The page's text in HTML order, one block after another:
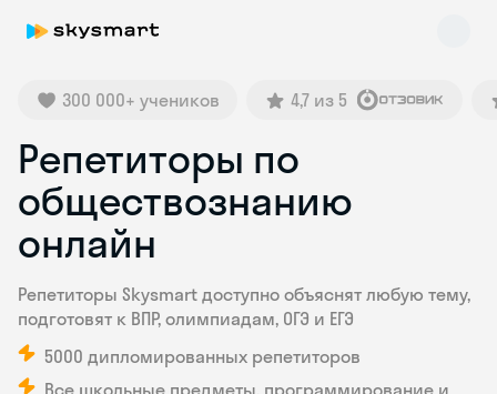
300 000+ учеников 4,7 из 5
Репетиторы по
обществознанию
онлайн
Репетиторы Skysmart доступно объяснят любую тему,
подготовят к ВПР, олимпиадам, ОГЭ и ЕГЭ
5000 дипломированных репетиторов
Все школьные предметы, программирование и
Skysmart Chat
online